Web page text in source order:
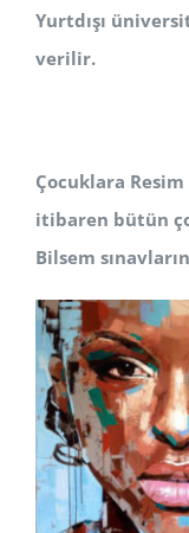
Yurtdışı
verilir.
Çocuklara
itibaren bütün
Bilsem